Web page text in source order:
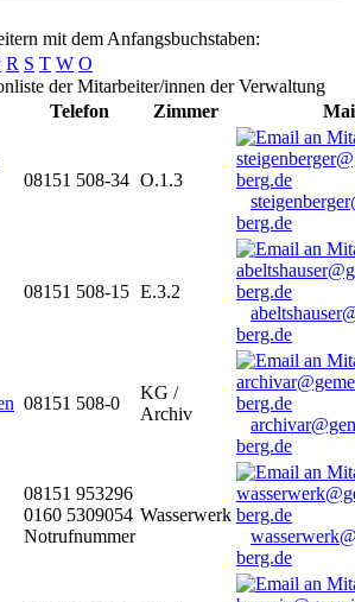
mit dem Anfangsbuchstaben:
R S T W O
der Mitarbeiter/innen der Verwaltung
Telefon Zimmer
08151 508-34 O.1.3
berg.de
08151 508-15 E.3.2
berg.de
08151 508-0
KG /
Archiv
berg.de
08151 953296
0160 5309054
Notrufnummer
Wasserwerk
berg.de